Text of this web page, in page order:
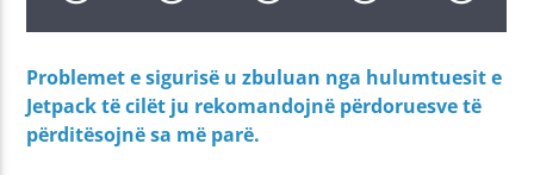
Problemet e sigurisë u zbuluan nga hulumtuesit e
Jetpack të cilët ju rekomandojnë përdoruesve të
përditësojnë sa më parë.